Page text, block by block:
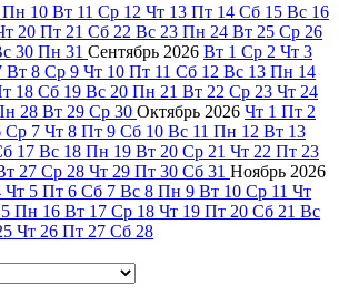
Пн 10 Вт 11 Ср 12 Чт 13 Пт 14 Сб 15 Вс 16
20 Пт 21 Сб 22 Вс 23 Пн 24 Вт 25 Ср 26
30 Пн 31 Сентябрь 2026 Вт 1 Ср 2 Чт 3
Вт 8 Ср 9 Чт 10 Пт 11 Сб 12 Вс 13 Пн 14
18 Сб 19 Вс 20 Пн 21 Вт 22 Ср 23 Чт 24
28 Вт 29 Ср 30 Октябрь 2026 Чт 1 Пт 2
Ср 7 Чт 8 Пт 9 Сб 10 Вс 11 Пн 12 Вт 13
17 Вс 18 Пн 19 Вт 20 Ср 21 Чт 22 Пт 23
27 Ср 28 Чт 29 Пт 30 Сб 31 Ноябрь 2026
Чт 5 Пт 6 Сб 7 Вс 8 Пн 9 Вт 10 Ср 11 Чт
Пн 16 Вт 17 Ср 18 Чт 19 Пт 20 Сб 21 Вс
Чт 26 Пт 27 Сб 28